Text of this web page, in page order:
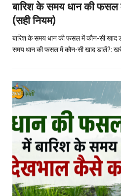
बारिश के समय धान की फसल
(सही नियम)
बारिश के समय धान की फसल में कौन-सी खाद
समय धान की फसल में कौन-सी खाद डालें?: